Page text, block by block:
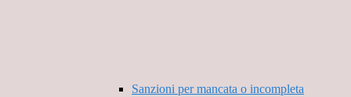
Sanzioni per mancata o incompleta